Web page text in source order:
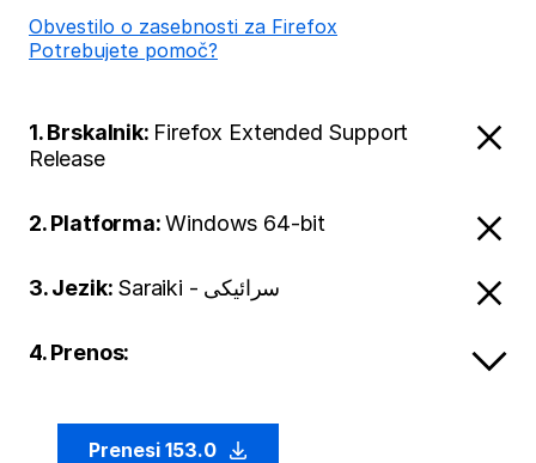
Obvestilo o zasebnosti za Firefox
Potrebujete pomoč?
1. Brskalnik: Firefox Extended Support
Release
2. Platforma:Windows 64-bit
3. Jezik: Saraiki - سرائیکی
4. Prenos:
Prenesi 153.0